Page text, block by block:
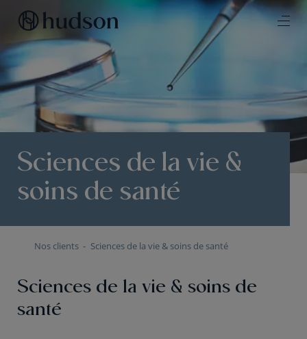
Sciences de la vie &
soins de santé
Nos clients Sciences de la vie & soins de santé
Sciences de la vie & soins de
santé